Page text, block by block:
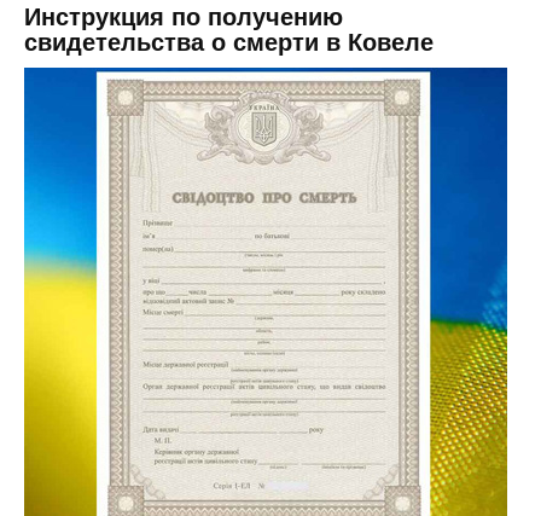
Инструкция по получению
свидетельства о смерти в Ковеле